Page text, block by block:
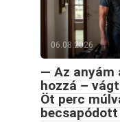
06.08.2026
— Az anyám
hozzá –
Öt perc